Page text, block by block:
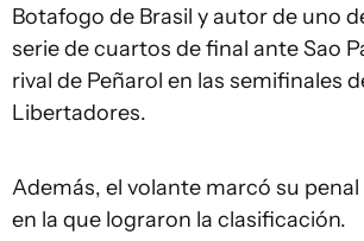
Botafogo de Brasil y autor de uno
serie de cuartos de final ante Sao
rival de Peñarol en las semifinales
Libertadores.
Además, el volante marcó su
en la que lograron la clasificación.